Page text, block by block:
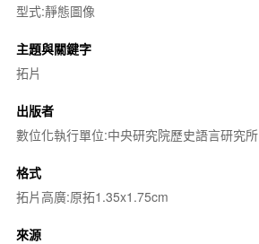
型式:靜態圖像
主題與關鍵字
拓片
出版者
數位化執行單位:中央研究院歷史語言研究所
格式
拓片高廣:原拓1.35x1.75cm
來源